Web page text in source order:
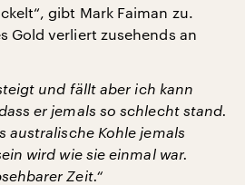
gibt Mark Faiman zu.
Gold verliert zusehends an
und fällt aber ich kann
er jemals so schlecht stand.
australische Kohle jemals
wird wie sie einmal war.
Zeit.“